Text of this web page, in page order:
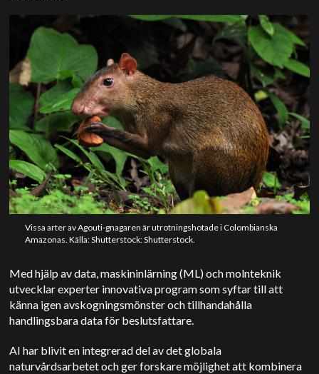
Vissa arter av Agouti-gnagaren är utrotningshotade i Colombianska
Amazonas. Källa: Shutterstock: Shutterstock.
Med hjälp av data, maskininlärning (ML) och molnteknik
utvecklar experter innovativa program som syftar till att
känna igen avskogningsmönster och tillhandahålla
handlingsbara data för beslutsfattare.
AI har blivit en integrerad del av det globala
naturvårdsarbetet och ger forskare möjlighet att kombinera